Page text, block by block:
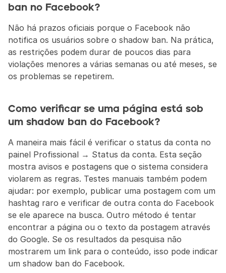
ban no Facebook?
Não há prazos oficiais porque o Facebook não
notifica os usuários sobre o shadow ban. Na prática,
as restrições podem durar de poucos dias para
violações menores a várias semanas ou até meses, se
os problemas se repetirem.
Como verificar se uma página está sob
um shadow ban do Facebook?
A maneira mais fácil é verificar o status da conta no
painel Profissional → Status da conta. Esta seção
mostra avisos e postagens que o sistema considera
violarem as regras. Testes manuais também podem
ajudar: por exemplo, publicar uma postagem com um
hashtag raro e verificar de outra conta do Facebook
se ele aparece na busca. Outro método é tentar
encontrar a página ou o texto da postagem através
do Google. Se os resultados da pesquisa não
mostrarem um link para o conteúdo, isso pode indicar
um shadow ban do Facebook.